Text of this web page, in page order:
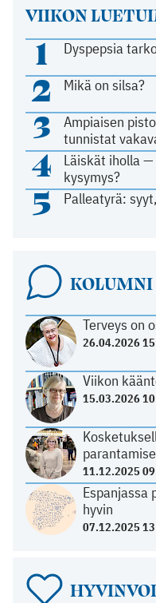
VIIKON
1 Dyspepsia
2 Mikä on silsa?
3
Ampiaisen
tunnistat
4
Läiskät iholla
kysymys?
5 Palleatyrä:
KOLUMNI
Terveys on
26.04.2026
Viikon
15.03.2026
11.12.2025
Espanjassa
hyvin
07.12.2025